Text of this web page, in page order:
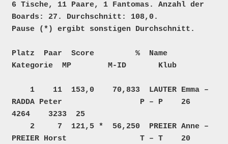
6 Tische, 11 Paare, 1 Fantomas. Anzahl der
Boards: 27. Durchschnitt: 108,0.
Pause (*) ergibt sonstigen Durchschnitt.
Platz  Paar  Score         %  Name
Kategorie  MP        M-ID       Klub
RADDA Peter                 P – P    26
4264    3233  25
PREIER Horst                T – T    20